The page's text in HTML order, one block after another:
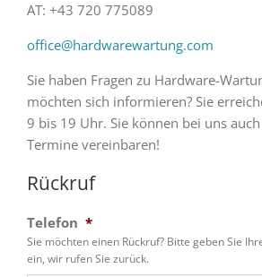
AT: +43 720 775089
office@hardwarewartung.com
Sie haben Fragen zu Hardware-
möchten sich informieren? Sie
9 bis 19 Uhr. Sie können bei uns
Termine vereinbaren!
Rückruf
Telefon *
Sie möchten einen Rückruf? Bitte geben Sie
ein, wir rufen Sie zurück.